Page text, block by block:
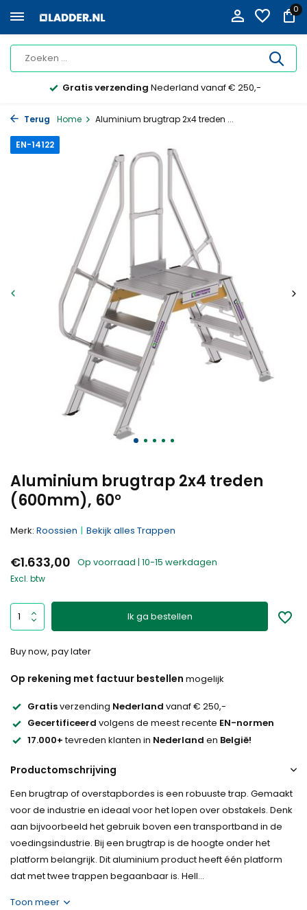
0
Gratis verzending Nederland vanaf € 250,-
Terug Home Aluminium brugtrap 2x4 treden ...
Aluminium brugtrap 2x4 treden
(600mm), 60°
EN-14122
Merk: Roossien Bekijk alles Trappen
€1.633,00 Op voorraad | 10-15 werkdagen
Excl. btw
Ik ga bestellen
Buy now, pay later
Op rekening met factuur bestellen mogelijk
Gratisverzending Nederland vanaf € 250,-
Gecertificeerd volgens de meest recente EN-normen
17.000+tevreden klanten in Nederland en België!
Productomschrijving
Een brugtrap of overstapbordes is een robuuste trap. Gemaakt
voor de industrie en ideaal voor het lopen over obstakels. Denk
aan bijvoorbeeld het gebruik boven een transportband in de
voedingsindustrie. Bij een brugtrap is de hoogte onder het
platform belangrijk. Dit aluminium product heeft één platform
dat met twee trappen begaanbaar is. Hell...
Toon meer